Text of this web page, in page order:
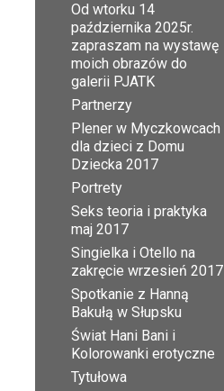
Od wtorku 14
października 2025r.
zapraszam na wystawę
moich obrazów do
galerii PJATK
Partnerzy
Plener w Myczkowcach
dla dzieci z Domu
Dziecka 2017
Portrety
Seks teoria i praktyka
maj 2017
Singielka i Otello na
zakręcie wrzesień 2017
Spotkanie z Hanną
Bakułą w Słupsku
Świat Hani Bani i
Kolorowanki erotyczne
Tytułowa